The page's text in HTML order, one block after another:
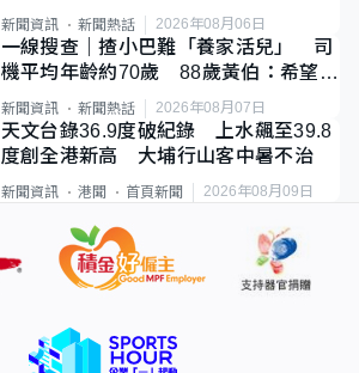
新聞資訊 新聞熱話 2026年08月06日
一線搜查｜揸小巴難「養家活兒」 司
機平均年齡約70歲 88歲黃伯：希望一
直揸落去
新聞資訊 新聞熱話 2026年08月07日
天文台錄36.9度破紀錄 上水飆至39.8
度創全港新高 大埔行山客中暑不治
新聞資訊 港聞 首頁新聞 2026年08月09日